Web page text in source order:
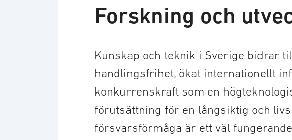
Forskning och
Kunskap och teknik i Sverige bidrar
handlingsfrihet, ökat internationellt
konkurrenskraft som en
förutsättning för en långsiktig och
försvarsförmåga är ett väl